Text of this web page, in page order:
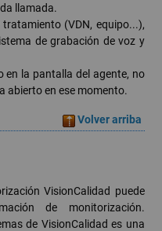
llamada.
(VDN, equipo...),
de grabación de voz y
en la pantalla del agente, no
abierto en ese momento.
Volver arriba
VisionCalidad puede
de monitorización.
de VisionCalidad es una